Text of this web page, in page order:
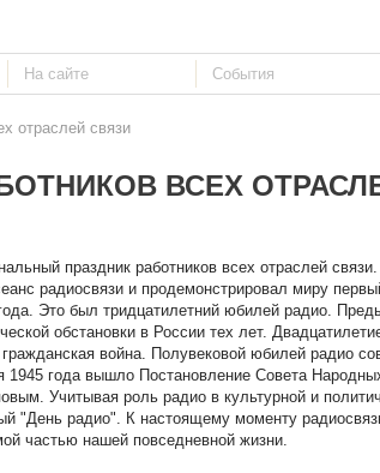
отраслей связи
ВСЕХ
праздник работников всех отраслей
радиосвязи и продемонстрировал миру
Это был тридцатилетний юбилей радио.
обстановки в России тех лет.
война. Полувековой юбилей радио
года вышло Постановление Совета
Учитывая роль радио в культурной и
"День радио". К настоящему моменту
частью нашей повседневной жизни.